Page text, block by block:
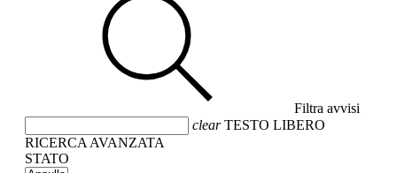
Filtra avvisi
clear TESTO LIBERO
RICERCA AVANZATA
STATO